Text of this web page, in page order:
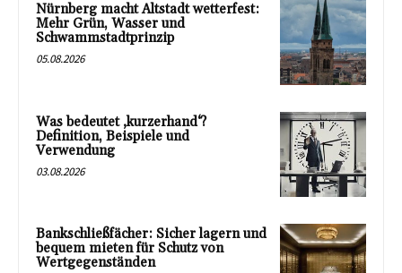
Nürnberg macht Altstadt wetterfest:
Mehr Grün, Wasser und
Schwammstadtprinzip
05.08.2026
Was bedeutet ‚kurzerhand‘?
Definition, Beispiele und
Verwendung
03.08.2026
Bankschließfächer: Sicher lagern und
bequem mieten für Schutz von
Wertgegenständen